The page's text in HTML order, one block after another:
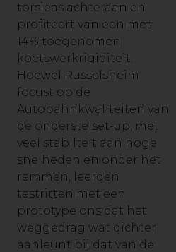
torsieas achteraan en
profiteert van een met
14% toegenomen
koetswerkrigiditeit.
Hoewel Rüsselsheim
focust op de
Autobahnkwaliteiten van
de onderstelset-up, met
veel stabilteit aan hoge
snelheden en onder het
remmen, leerden
testritten met een
prototype ons dat het
weggedrag wat dichter
aanleunt bij dat van de